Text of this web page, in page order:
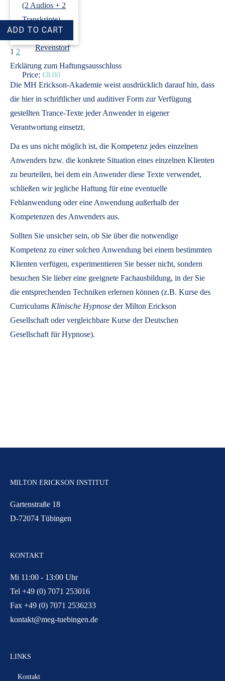
(2 Audios + 2
Transkripte)
›Dirk
Revenstorf
Price: €8.00
1 2
Erklärung zum Haftungsausschluss
Die MH Erickson-Akademie weist ausdrücklich darauf hin, dass
die hier in schriftlicher und auditiver Form zur Verfügung
gestellten Trance-Texte jeder Anwender in eigener
Verantwortung einsetzt.
Da es uns nicht möglich ist, die Kompetenz jedes einzelnen
Anwenders bzw. die konkrete Situation eines einzelnen Klienten
zu beurteilen, bei dem ein Anwender diese Texte verwendet,
schließen wir jegliche Haftung für eine eventuelle
Fehlanwendung oder eine Anwendung außerhalb der
Kompetenzen des Anwenders aus.
Sollten Sie unsicher sein, ob Sie über die notwendige
Kompetenz zu einer solchen Anwendung bei einem bestimmten
Klienten verfügen, experimentieren Sie besser nicht, sondern
besuchen Sie lieber eine geeignete Fachausbildung, in der Sie
die entsprechenden Techniken erlernen können (z.B. Kurse des
Curriculums Klinische Hypnose der Milton Erickson
Gesellschaft oder vergleichbare Kurse der Deutschen
Gesellschaft für Hypnose).
MILTON ERICKSON INSTITUT
Gartenstraße 18
D-72074 Tübingen
KONTAKT
Mi 11:00 - 13:00 Uhr
Tel +49 (0) 7071 253016
Fax +49 (0) 7071 2536233
kontakt@meg-tuebingen.de
LINKS
Kontakt